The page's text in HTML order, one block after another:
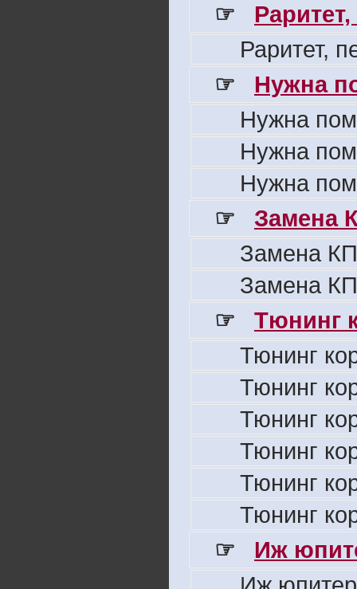
☞
Раритет,
☞
Нужна
Нужна
Нужна
Нужна
☞
Замена
Замена
Замена
☞
Тюнинг
Тюнинг
Тюнинг
Тюнинг
Тюнинг
Тюнинг
Тюнинг
☞
Иж